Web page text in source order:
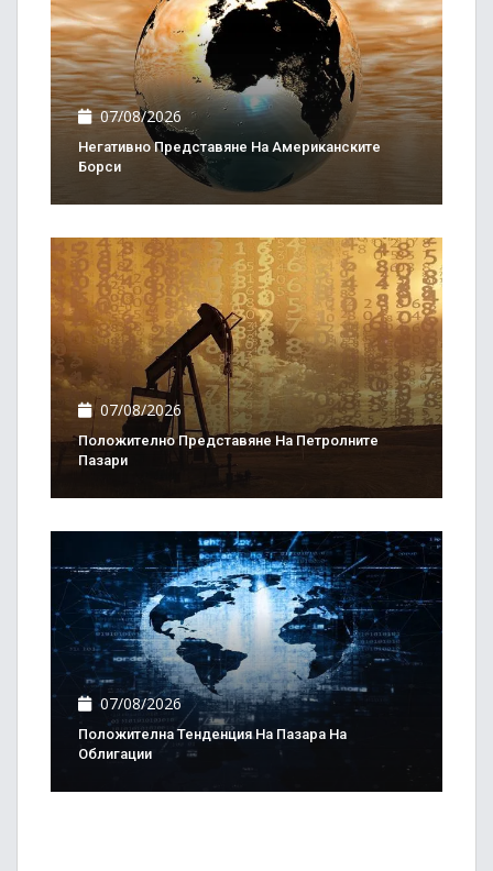
07/08/2026
Негативно Представяне На Американските
Борси
07/08/2026
Положително Представяне На Петролните
Пазари
07/08/2026
Положителна Тенденция На Пазара На
Облигации